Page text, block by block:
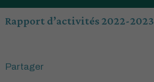
Rapport d’activités 2022-2023
Partager